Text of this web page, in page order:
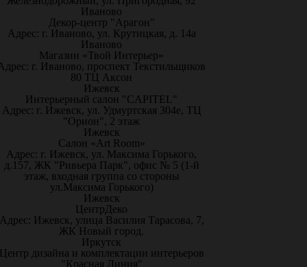
Иваново
Декор-центр "Арагон"
Адрес: г. Иваново, ул. Крутицкая, д. 14а
Иваново
Магазин «Твой Интерьер»
г. Иваново, проспект Текстильщиков
80 ТЦ Аксон
Ижевск
Интерьерный салон "CAPITEL"
Адрес: г. Ижевск, ул. Удмуртская 304е, ТЦ
"Орион", 2 этаж
Ижевск
Салон «Art Room»
Адрес: г. Ижевск, ул. Максима Горького,
д.157, ЖК "Ривьера Парк", офис № 5 (1-й
этаж, входная группа со стороны
ул.Максима Горького)
Ижевск
ЦентрДеко
Ижевск, улица Василия Тарасова, 7,
ЖК Новый город.
Иркутск
дизайна и комплектации интерьеров
"Красная Линия"